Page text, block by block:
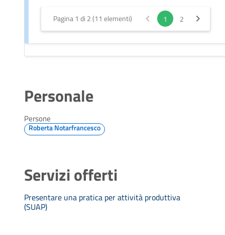
Pagina 1 di 2 (11 elementi) 1 2
Personale
Persone
Roberta Notarfrancesco
Servizi offerti
Presentare una pratica per attività produttiva
(SUAP)